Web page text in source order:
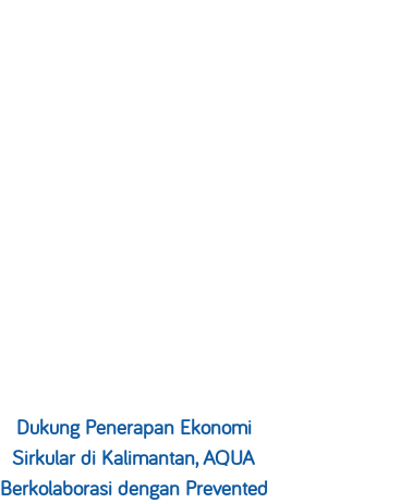
Dukung Penerapan Ekonomi
Sirkular di Kalimantan, AQUA
Berkolaborasi dengan Prevented